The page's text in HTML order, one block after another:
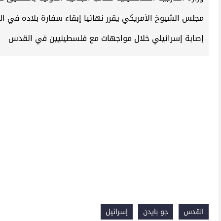
مجلس الشيوخ الأمريكي يقرر نهائيا إبقاء سفارة بلاده في
إصابة إسرائيلي خلال مواجهات مع فلسطينيين في القدس
القدس جو بايدن إسرائيل